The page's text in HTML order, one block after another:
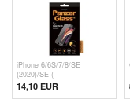
iPhone 6/6S/7/8/SE
(2020)/SE (
14,10 EUR